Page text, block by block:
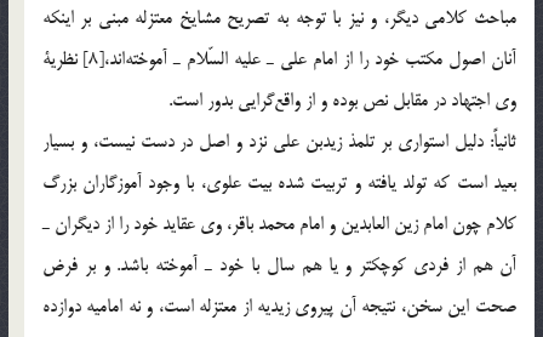
مباحث كلامي ديگر، و نيز با توجه به تصريح مشايخ معتزله مبني بر اينكه
آنان اصول مكتب خود را از امام علي ـ عليه السّلام ـ آموخته‌اند،[8] نظرية
وي اجتهاد در مقابل نص بوده و از واقع‌گرايي بدور است.
ثانياً: دليل استواري بر تلمذ زيدبن علي نزد و اصل در دست نيست، و بسيار
بعيد است كه تولد يافته و تربيت شده بيت علوي، با وجود آموزگاران بزرگ
كلام چون امام زين العابدين و امام محمد باقر، وي عقايد خود را از ديگران ـ
آن هم از فردي كوچكتر و يا هم سال با خود ـ آموخته باشد. و بر فرض
صحت اين سخن، نتيجه آن پيروي زيديه از معتزله است، و نه اماميه دوازده